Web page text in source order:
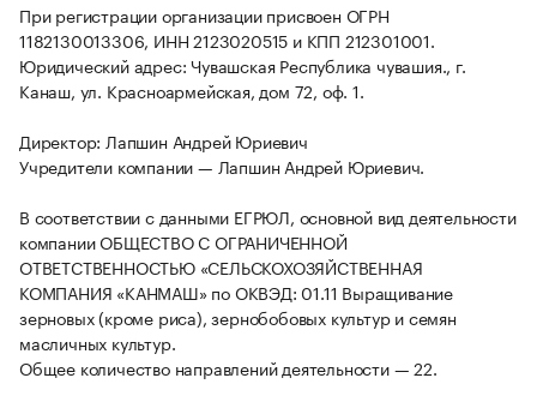
При регистрации организации присвоен ОГРН
1182130013306, ИНН 2123020515 и КПП 212301001.
Юридический адрес: Чувашская Республика чувашия., г.
Канаш, ул. Красноармейская, дом 72, оф. 1.
Директор: Лапшин Андрей Юриевич
Учредители компании — Лапшин Андрей Юриевич.
В соответствии с данными ЕГРЮЛ, основной вид деятельности
компании ОБЩЕСТВО С ОГРАНИЧЕННОЙ
ОТВЕТСТВЕННОСТЬЮ «СЕЛЬСКОХОЗЯЙСТВЕННАЯ
КОМПАНИЯ «КАНМАШ» по ОКВЭД: 01.11 Выращивание
зерновых (кроме риса), зернобобовых культур и семян
масличных культур.
Общее количество направлений деятельности — 22.